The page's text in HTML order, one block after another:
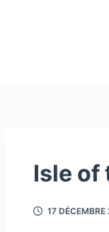
Isle of
17 DÉCEMBRE